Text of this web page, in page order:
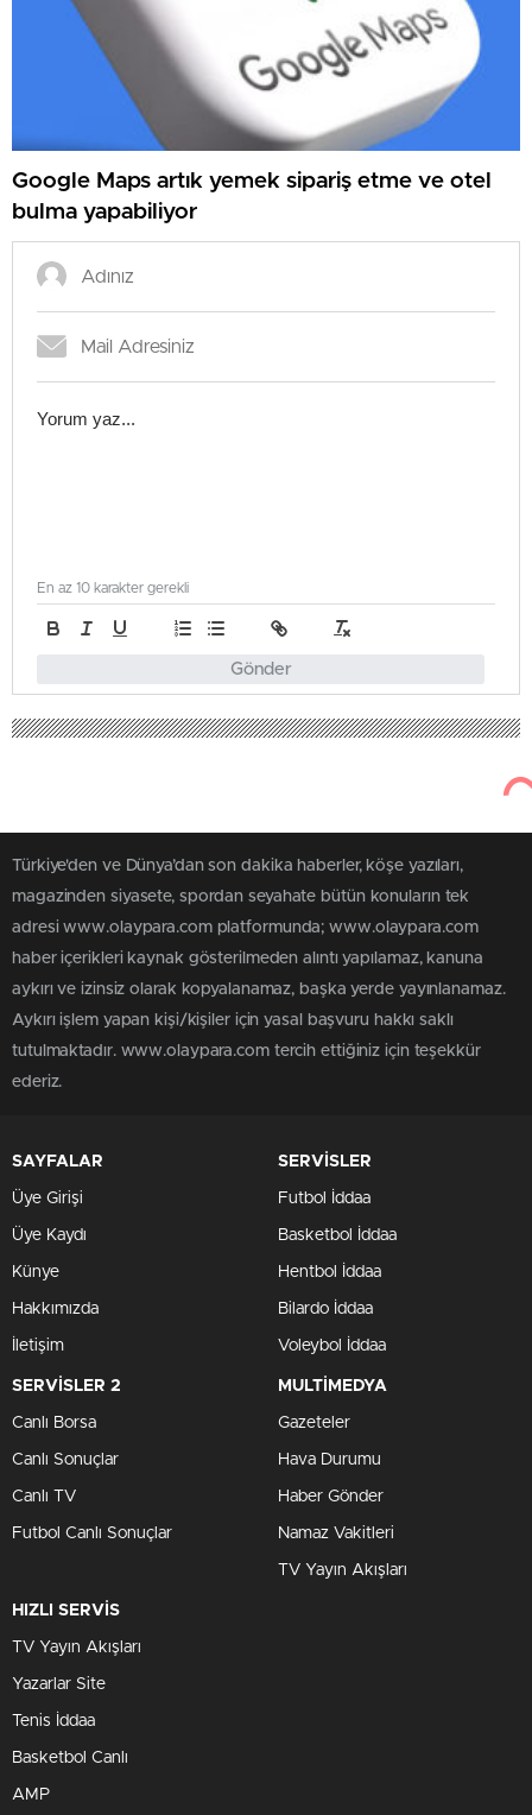
Google Maps artık yemek sipariş etme ve otel
bulma yapabiliyor
Gönder
En az 10 karakter gerekli
Türkiye'den ve Dünya’dan son dakika haberler, köşe yazıları,
magazinden siyasete, spordan seyahate bütün konuların tek
adresi www.olaypara.com platformunda; www.olaypara.com
haber içerikleri kaynak gösterilmeden alıntı yapılamaz, kanuna
aykırı ve izinsiz olarak kopyalanamaz, başka yerde yayınlanamaz.
Aykırı işlem yapan kişi/kişiler için yasal başvuru hakkı saklı
tutulmaktadır. www.olaypara.com tercih ettiğiniz için teşekkür
ederiz.
SAYFALAR
Üye Girişi
Üye Kaydı
Künye
Hakkımızda
İletişim
SERVİSLER
Futbol İddaa
Basketbol İddaa
Hentbol İddaa
Bilardo İddaa
Voleybol İddaa
SERVİSLER 2
Canlı Borsa
Canlı Sonuçlar
Canlı TV
Futbol Canlı Sonuçlar
MULTİMEDYA
Gazeteler
Hava Durumu
Haber Gönder
Namaz Vakitleri
TV Yayın Akışları
HIZLI SERVİS
TV Yayın Akışları
Yazarlar Site
Tenis İddaa
Basketbol Canlı
AMP